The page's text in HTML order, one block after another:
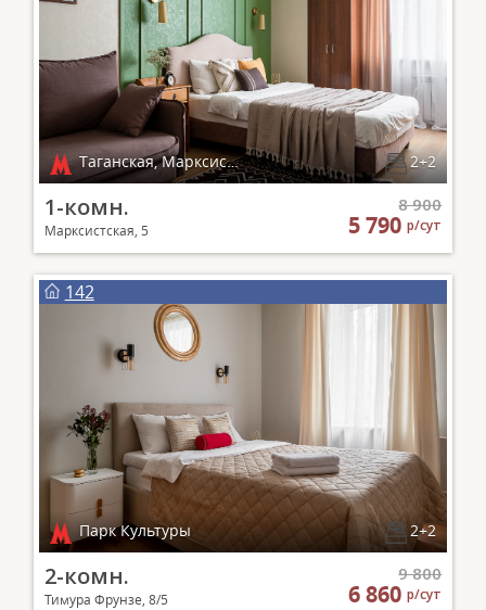
Таганская, Марксистская 2+2
1-комн.
Марксистская, 5
8 900
5 790р/сут
142
Парк Культуры 2+2
2-комн.
Тимура Фрунзе, 8/5
9 800
6 860р/сут